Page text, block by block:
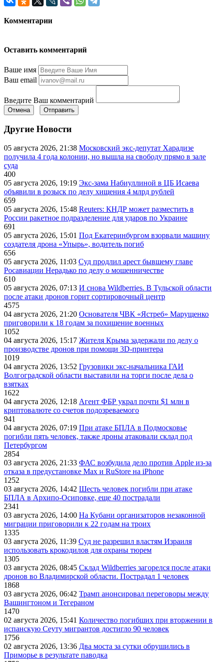
Комментарии
Оставить комментарий
Ваше имя
Ваш email
Введите Ваш комментарий
Отмена Отправить
Другие Новости
05 августа 2026, 21:38 Московский экс-депутат Харадизе
получила 4 года колонии, но вышла на свободу прямо в зале
суда
400
05 августа 2026, 19:19 Экс-зама Набиуллиной в ЦБ Исаева
объявили в розыск по делу хищения 4 млрд рублей
659
05 августа 2026, 15:48 Reuters: КНДР может разместить в
России ракетное подразделение для ударов по Украине
691
05 августа 2026, 15:01 Под Екатеринбургом взорвали машину
создателя дрона «Упырь», водитель погиб
656
05 августа 2026, 11:03 Суд продлил арест бывшему главе
Росавиации Нерадько по делу о мошенничестве
610
05 августа 2026, 07:13 И снова Wildberries. В Тульской области
после атаки дронов горит сортировочный центр
4575
04 августа 2026, 21:20 Основателя ЧВК «Ястреб» Марущенко
приговорили к 18 годам за похищение военных
1052
04 августа 2026, 15:17 Жителя Крыма задержали по делу о
производстве дронов при помощи 3D‑принтера
1019
04 августа 2026, 13:52 Грузовики экс-начальника ГАИ
Волгоградской области выставили на торги после дела о
взятках
1622
04 августа 2026, 12:18 Агент ФБР украл почти $1 млн в
криптовалюте со счетов подозреваемого
941
04 августа 2026, 07:19 При атаке БПЛА в Подмосковье
погибли пять человек, также дроны атаковали склад под
Петербургом
2854
03 августа 2026, 21:33 ФАС возбудила дело против Apple из-за
отказа в предустановке Max и RuStore на iPhone
1252
03 августа 2026, 14:42 Шесть человек погибли при атаке
БПЛА в Архипо-Осиповке, еще 40 пострадали
2341
03 августа 2026, 14:00 На Кубани организаторов незаконной
миграции приговорили к 22 годам на троих
1335
03 августа 2026, 11:39 Суд не разрешил властям Израиля
использовать крокодилов для охраны тюрем
1305
03 августа 2026, 08:45 Склад Wildberries загорелся после атаки
дронов во Владимирской области. Пострадал 1 человек
1868
03 августа 2026, 06:42 Трамп анонсировал переговоры между
Вашингтоном и Тегераном
1470
02 августа 2026, 15:41 Количество погибших при вторжении в
испанскую Сеуту мигрантов достигло 90 человек
1756
02 августа 2026, 13:36 Два моста за сутки обрушились в
Приморье в результате паводка